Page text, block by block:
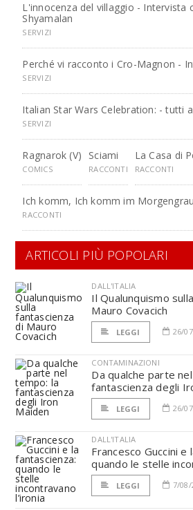
L'innocenza del villaggio - Intervista
Shyamalan
SERVIZI
Perché vi racconto i Cro-Magnon -
SERVIZI
Italian Star Wars Celebration: - tutti
SERVIZI
Ragnarok (V)
COMICS
Sciami
RACCONTI
La Casa di
RACCONTI
Ich komm, Ich komm im Morgengrau
RACCONTI
ARTICOLI PIÙ POPOLARI
DALL'ITALIA
Il Qualunquismo
Mauro Covacich
LEGGI 26/
CONTAMINAZIONI
Da qualche parte
fantascienza degli
LEGGI 26/
DALL'ITALIA
Francesco Guccini e
quando le stelle
LEGGI 7/08/